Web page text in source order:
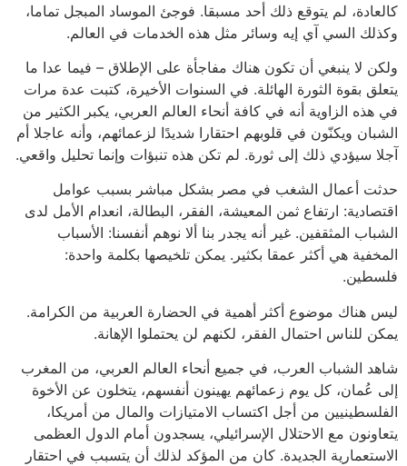
كالعادة، لم يتوقع ذلك أحد مسبقا. فوجئ الموساد المبجل تماما،
وكذلك السي آي إيه وسائر مثل هذه الخدمات في العالم.
ولكن لا ينبغي أن تكون هناك مفاجأة على الإطلاق – فيما عدا ما
يتعلق بقوة الثورة الهائلة. في السنوات الأخيرة، كتبت عدة مرات
في هذه الزاوية أنه في كافة أنحاء العالم العربي، يكبر الكثير من
الشبان ويكنّون في قلوبهم احتقارا شديدًا لزعمائهم، وأنه عاجلا أم
آجلا سيؤدي ذلك إلى ثورة. لم تكن هذه تنبؤات وإنما تحليل واقعي.
حدثت أعمال الشغب في مصر بشكل مباشر بسبب عوامل
اقتصادية: ارتفاع ثمن المعيشة، الفقر، البطالة، انعدام الأمل لدى
الشباب المثقفين. غير أنه يجدر بنا ألا نوهم أنفسنا: الأسباب
المخفية هي أكثر عمقا بكثير. يمكن تلخيصها بكلمة واحدة:
فلسطين.
ليس هناك موضوع أكثر أهمية في الحضارة العربية من الكرامة.
يمكن للناس احتمال الفقر، لكنهم لن يحتملوا الإهانة.
شاهد الشباب العرب، في جميع أنحاء العالم العربي، من المغرب
إلى عُمان، كل يوم زعمائهم يهينون أنفسهم، يتخلون عن الأخوة
الفلسطينيين من أجل اكتساب الامتيازات والمال من أمريكا،
يتعاونون مع الاحتلال الإسرائيلي، يسجدون أمام الدول العظمى
الاستعمارية الجديدة. كان من المؤكد لذلك أن يتسبب في احتقار